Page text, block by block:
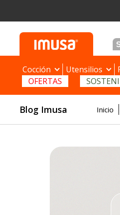
Cocción Utensilios
OFERTAS
Blog Imusa Inicio